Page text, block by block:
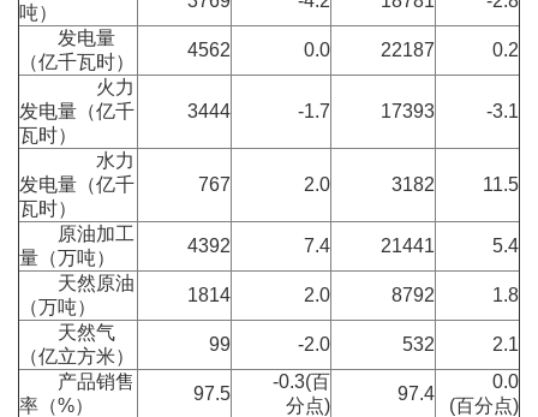
吨）
发电量
（亿千瓦时）
4562 0.0 22187
0.2
火力
发电量（亿千
瓦时）
3444 -1.7 17393 -3.1
水力
发电量（亿千
瓦时）
767 2.0 3182 11.5
原油加工
量（万吨）
4392 7.4 21441
5.4
天然原油
（万吨）
1814 2.0 8792
1.8
天然气
（亿立方米）
99 -2.0 532
2.1
产品销售
率（%）
97.5
-0.3(百
分点)
97.4
0.0
(百分点)